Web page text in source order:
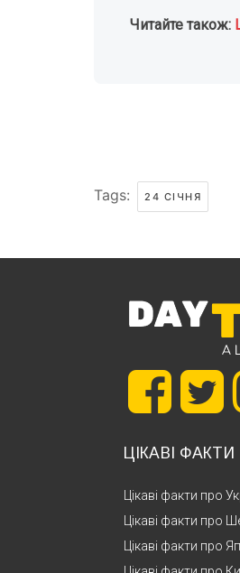
Читайте також:
Tags: 24 СІЧНЯ
ЦІКАВІ ФАКТИ
Цікаві факти про
Цікаві факти про
Цікаві факти про